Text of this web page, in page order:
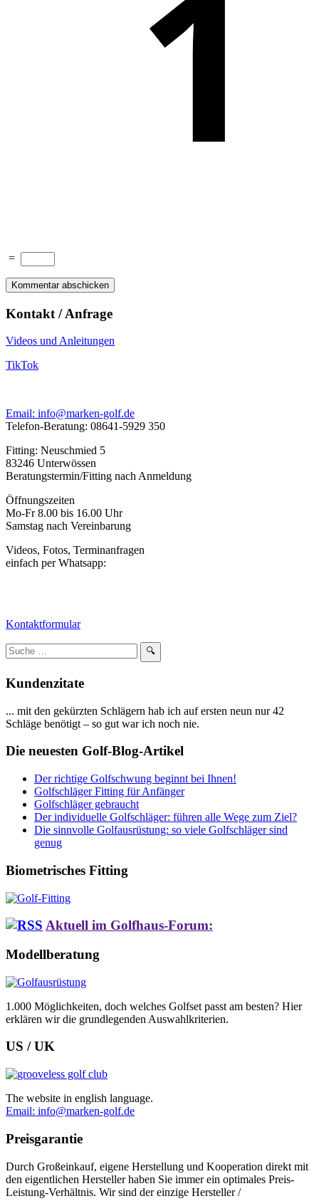
=
Kontakt / Anfrage
Videos und Anleitungen
TikTok
Email: info@marken-golf.de
Telefon-Beratung: 08641-5929 350
Fitting: Neuschmied 5
83246 Unterwössen
Beratungstermin/Fitting nach Anmeldung
Öffnungszeiten
Mo-Fr 8.00 bis 16.00 Uhr
Samstag nach Vereinbarung
Videos, Fotos, Terminanfragen
einfach per Whatsapp:
Kontaktformular
Suchbegriff
eingeben:
🔍
Kundenzitate
... mit den gekürzten Schlägern hab ich auf ersten neun nur 42
Schläge benötigt – so gut war ich noch nie.
Die neuesten Golf-Blog-Artikel
Der richtige Golfschwung beginnt bei Ihnen!
Golfschläger Fitting für Anfänger
Golfschläger gebraucht
Der individuelle Golfschläger: führen alle Wege zum Ziel?
Die sinnvolle Golfausrüstung: so viele Golfschläger sind
genug
Biometrisches Fitting
Aktuell im Golfhaus-Forum:
Modellberatung
1.000 Möglichkeiten, doch welches Golfset passt am besten? Hier
erklären wir die grundlegenden Auswahlkriterien.
US / UK
The website in english language.
Email: info@marken-golf.de
Preisgarantie
Durch Großeinkauf, eigene Herstellung und Kooperation direkt mit
den eigentlichen Hersteller haben Sie immer ein optimales Preis-
Leistung-Verhältnis. Wir sind der einzige Hersteller /